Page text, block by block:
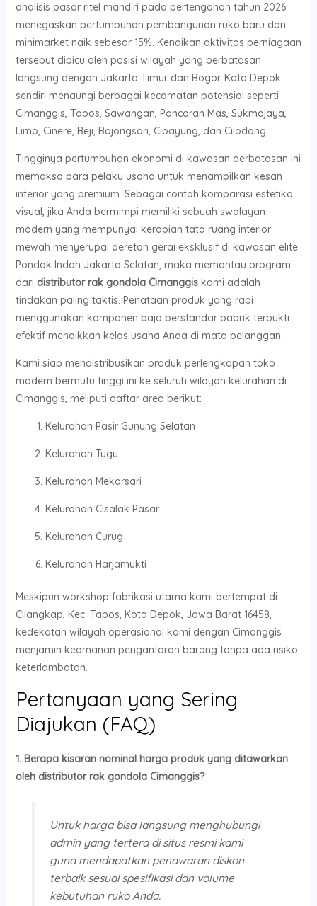
analisis pasar ritel mandiri pada pertengahan tahun 2026
menegaskan pertumbuhan pembangunan ruko baru dan
minimarket naik sebesar 15%. Kenaikan aktivitas perniagaan
tersebut dipicu oleh posisi wilayah yang berbatasan
langsung dengan Jakarta Timur dan Bogor. Kota Depok
sendiri menaungi berbagai kecamatan potensial seperti
Cimanggis, Tapos, Sawangan, Pancoran Mas, Sukmajaya,
Limo, Cinere, Beji, Bojongsari, Cipayung, dan Cilodong.
Tingginya pertumbuhan ekonomi di kawasan perbatasan ini
memaksa para pelaku usaha untuk menampilkan kesan
interior yang premium. Sebagai contoh komparasi estetika
visual, jika Anda bermimpi memiliki sebuah swalayan
modern yang mempunyai kerapian tata ruang interior
mewah menyerupai deretan gerai eksklusif di kawasan elite
Pondok Indah Jakarta Selatan, maka memantau program
dari distributor rak gondola Cimanggiskami adalah
tindakan paling taktis. Penataan produk yang rapi
menggunakan komponen baja berstandar pabrik terbukti
efektif menaikkan kelas usaha Anda di mata pelanggan.
Kami siap mendistribusikan produk perlengkapan toko
modern bermutu tinggi ini ke seluruh wilayah kelurahan di
Cimanggis, meliputi daftar area berikut:
Kelurahan Pasir Gunung Selatan
Kelurahan Tugu
Kelurahan Mekarsari
Kelurahan Cisalak Pasar
Kelurahan Curug
Kelurahan Harjamukti
Meskipun workshop fabrikasi utama kami bertempat di
Cilangkap, Kec. Tapos, Kota Depok, Jawa Barat 16458,
kedekatan wilayah operasional kami dengan Cimanggis
menjamin keamanan pengantaran barang tanpa ada risiko
keterlambatan.
Pertanyaan yang Sering
Diajukan (FAQ)
1. Berapa kisaran nominal harga produk yang ditawarkan
oleh distributor rak gondola Cimanggis?
Untuk harga bisa langsung menghubungi
admin yang tertera di situs resmi kami
guna mendapatkan penawaran diskon
terbaik sesuai spesifikasi dan volume
kebutuhan ruko Anda.